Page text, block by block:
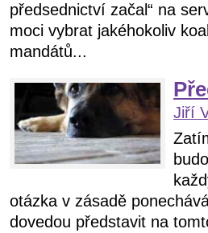
předsednictví začal“ na
moci vybrat jakéhokoliv
mandátů...
Jiří
otázka v zásadě
dovedou představit na